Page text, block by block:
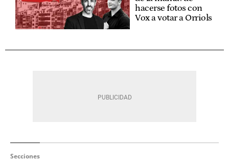
hacerse fotos con
Vox a votar a Orriols
Secciones